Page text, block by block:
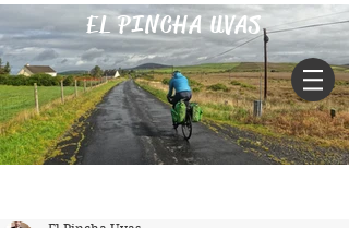
EL PINCHA UVAS